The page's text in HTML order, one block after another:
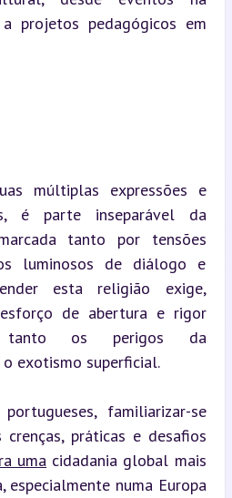
projetos pedagógicos em
múltiplas expressões e
é parte inseparável da
tanto por tensões
luminosos de diálogo e
esta religião exige,
de abertura e rigor
tanto os perigos da
exotismo superficial.
familiarizar-se
práticas e desafios
uma cidadania global mais
especialmente numa Europa